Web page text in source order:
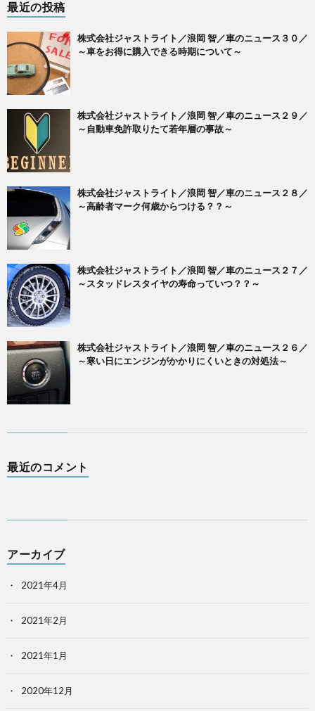
最近の投稿
株式会社ジャストライト／浪岡 智／車のニュース３０／
～車をお得に購入できる時期について～
株式会社ジャストライト／浪岡 智／車のニュース２９／
～自動車免許取りたて若年層の事故～
株式会社ジャストライト／浪岡 智／車のニュース２８／
～高齢者マーク何歳からつける？？～
株式会社ジャストライト／浪岡 智／車のニュース２７／
～スタッドレスタイヤの寿命っていつ？？～
株式会社ジャストライト／浪岡 智／車のニュース２６／
～寒い日にエンジンがかかりにくいときの対処法～
最近のコメント
アーカイブ
2021年4月
2021年2月
2021年1月
2020年12月